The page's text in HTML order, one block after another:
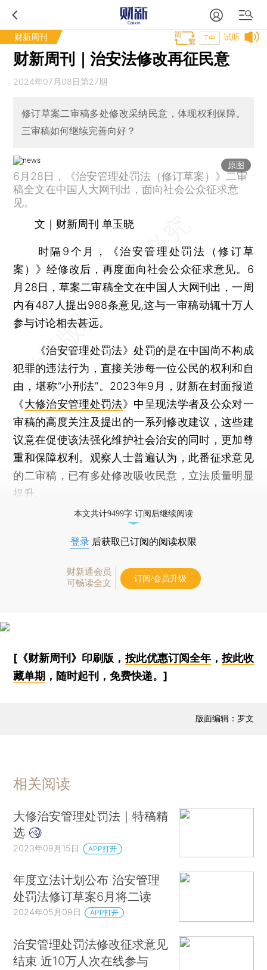
财新周刊 试听
T中
财新周刊｜治安法修改再征民意
2024年07月08日第27期
修订草案二审稿多处修改采纳民意，体现权利保障。
三审稿如何继续完善向好？
原图
6月28日，《治安管理处罚法（修订草案）》二审
稿全文在中国人大网刊出，面向社会公众征求意
见。
文｜财新周刊 单玉晓
时隔9个月，《治安管理处罚法（修订草
案）》经修改后，再度面向社会公众征求意见。6
月28日，草案二审稿全文在中国人大网刊出，一周
内有487人提出988条意见,这与一审稿动辄十万人
参与讨论相去甚远。
《治安管理处罚法》处罚的是在中国尚不构成
犯罪的违法行为，直接关涉每一位公民的权利和自
由，堪称“小刑法”。2023年9月，财新在封面报道
《大修治安管理处罚法》中呈现法学者及公众对一
审稿的高度关注及提出的一系列修改建议，这些建
议意在促使该法强化维护社会治安的同时，更加尊
重和保障权利。观察人士普遍认为，此番征求意见
的二审稿，已有多处修改吸收民意，立法质量明显
提升。
本文共计9499字 订阅后继续阅读
登录 后获取已订阅的阅读权限
财新通会员
可畅读全文
订阅/会员升级
[《财新周刊》印刷版， 按此优惠订阅全年， 按此收
藏单期 ，随时起刊，免费快递。]
版面编辑：罗文
相关阅读
大修治安管理处罚法｜特稿精
选
2023年09月15日 APP打开
年度立法计划公布 治安管理
处罚法修订草案6月将二读
2024年05月09日 APP打开
治安管理处罚法修改征求意见
结束 近10万人次在线参与